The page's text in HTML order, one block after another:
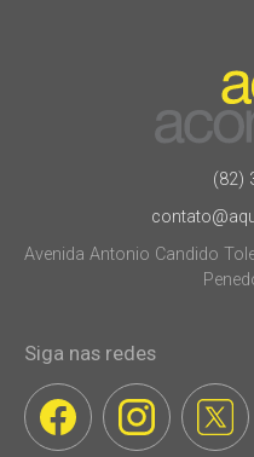
(82)
Avenida Antonio Candido
Siga nas redes